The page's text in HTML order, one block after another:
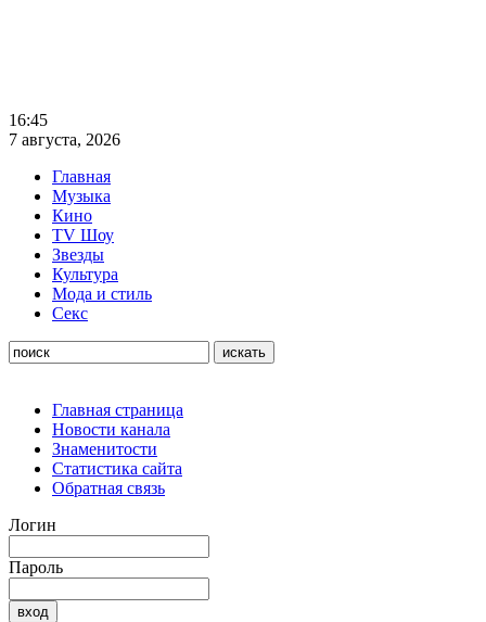
16:45
7 августа, 2026
Главная
Музыка
Кино
TV Шоу
Звезды
Культура
Мода и стиль
Секс
Главная страница
Новости канала
Знаменитости
Статистика сайта
Обратная связь
Логин
Пароль